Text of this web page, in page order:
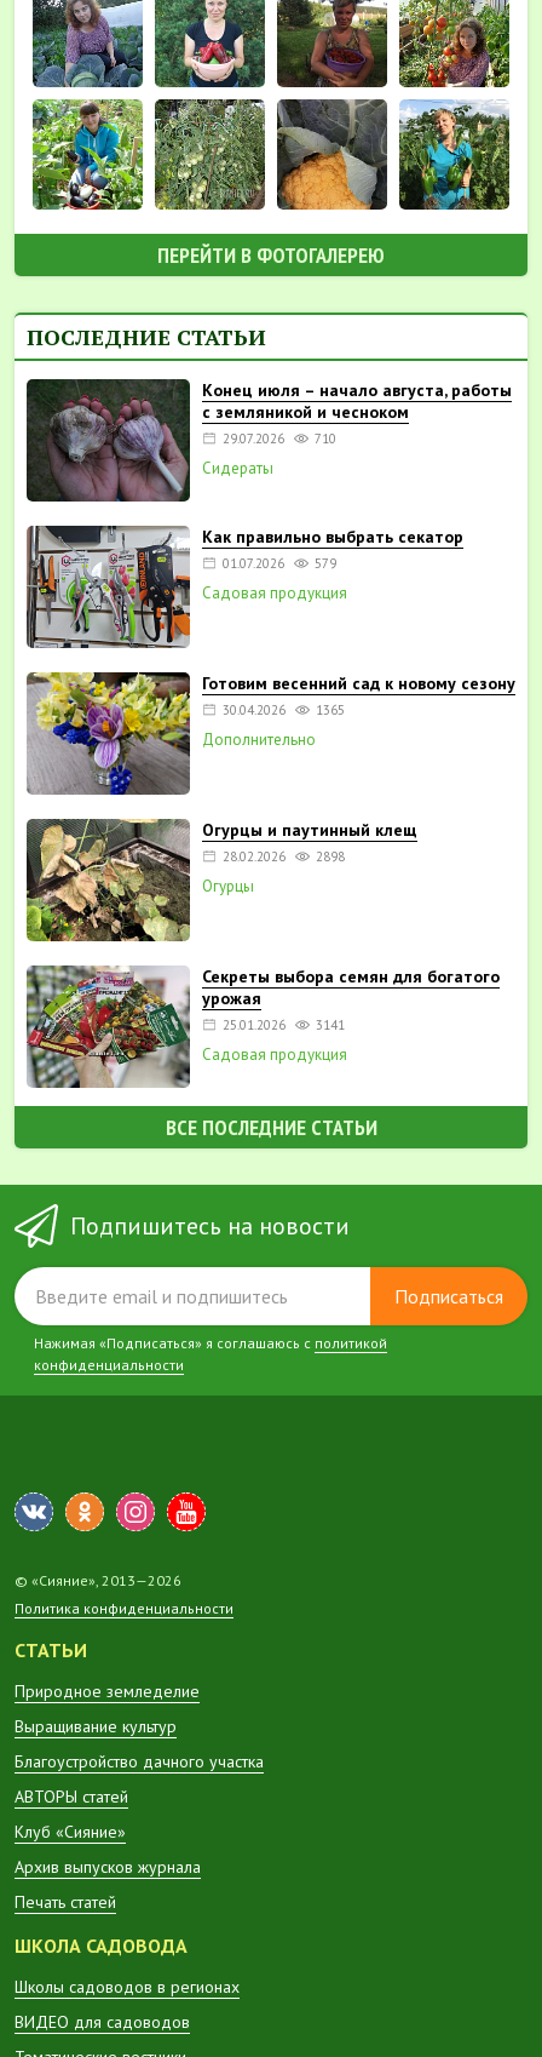
ПЕРЕЙТИ В ФОТОГАЛЕРЕЮ
ПОСЛЕДНИЕ СТАТЬИ
Конец июля – начало августа, работы
с земляникой и чесноком
29.07.2026 710
Сидераты
Как правильно выбрать секатор
01.07.2026 579
Садовая продукция
Готовим весенний сад к новому сезону
30.04.2026 1365
Дополнительно
Огурцы и паутинный клещ
28.02.2026 2898
Огурцы
Секреты выбора семян для богатого
урожая
25.01.2026 3141
Садовая продукция
ВСЕ ПОСЛЕДНИЕ СТАТЬИ
Подпишитесь на новости
Подписаться
Нажимая «Подписаться» я соглашаюсь с политикой
конфиденциальности
© «Сияние», 2013—2026
Политика конфиденциальности
СТАТЬИ
Природное земледелие
Выращивание культур
Благоустройство дачного участка
АВТОРЫ статей
Клуб «Сияние»
Архив выпусков журнала
Печать статей
ШКОЛА САДОВОДА
Школы садоводов в регионах
ВИДЕО для садоводов